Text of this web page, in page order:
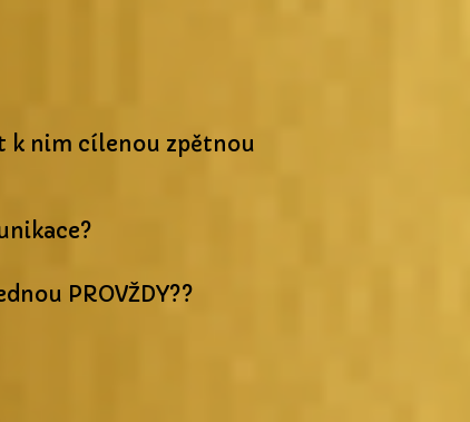
k nim cílenou zpětnou
PROVŽDY??